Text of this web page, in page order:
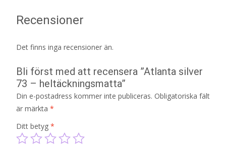
Recensioner
Det finns inga recensioner än.
Bli först med att recensera ”Atlanta silver
73 – heltäckningsmatta”
Din e-postadress kommer inte publiceras. Obligatoriska fält
är märkta *
Ditt betyg *